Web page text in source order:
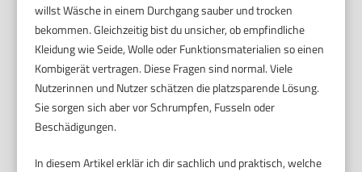
willst Wäsche in einem Durchgang sauber und trocken
bekommen. Gleichzeitig bist du unsicher, ob empfindliche
Kleidung wie Seide, Wolle oder Funktionsmaterialien so einen
Kombigerät vertragen. Diese Fragen sind normal. Viele
Nutzerinnen und Nutzer schätzen die platzsparende Lösung.
Sie sorgen sich aber vor Schrumpfen, Fusseln oder
Beschädigungen.
In diesem Artikel erklär ich dir sachlich und praktisch, welche